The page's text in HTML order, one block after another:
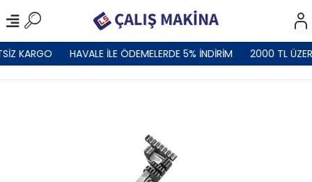
KARGO HAVALE İLE ÖDEMELERDE 5% İNDİRİM 2000 TL